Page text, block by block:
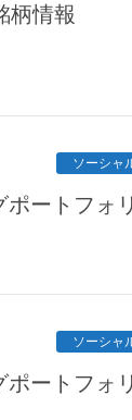
柄情報
ソーシャ
ポートフォ
ソーシャ
ポートフォ